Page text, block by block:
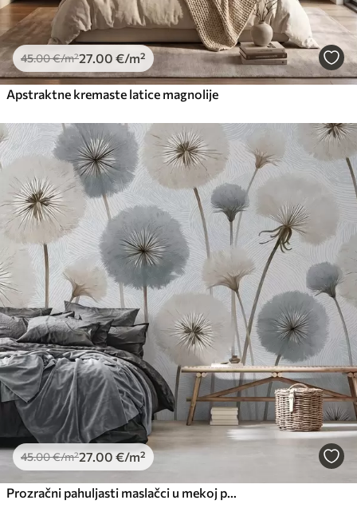
45.00€/m²27 .00 €/m²
Apstraktne kremaste latice magnolije
45.00€/m²27 .00 €/m²